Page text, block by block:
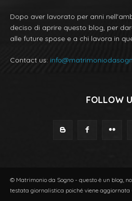
Dopo aver lavorato per anni
deciso di aprire questo blog, per
alle future spose e a chi lavora in
Contact us:
FOLLOW
© Matrimonio da Sogno - questo è un blog,
testata giornalistica poiché viene aggiornata